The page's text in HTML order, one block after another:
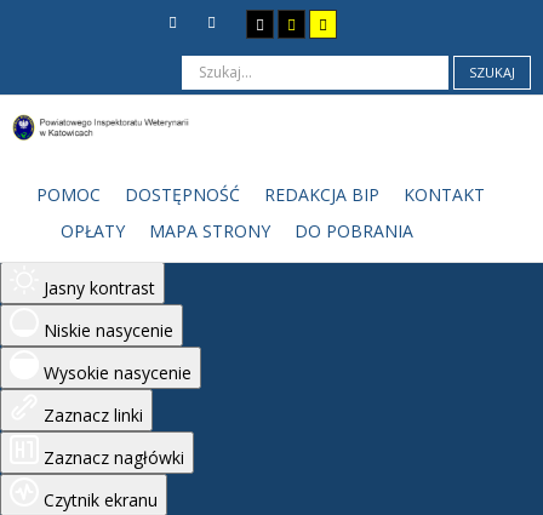
Monochromatyczny
Ciemny kontrast
Jasny kontrast
Niskie nasycenie
Wysokie nasycenie
Zaznacz linki
Zaznacz nagłówki
Czytnik ekranu
SZUKAJ
POMOC DOSTĘPNOŚĆ REDAKCJA BIP
KONTAKT
OPŁATY
MAPA STRONY DO POBRANIA